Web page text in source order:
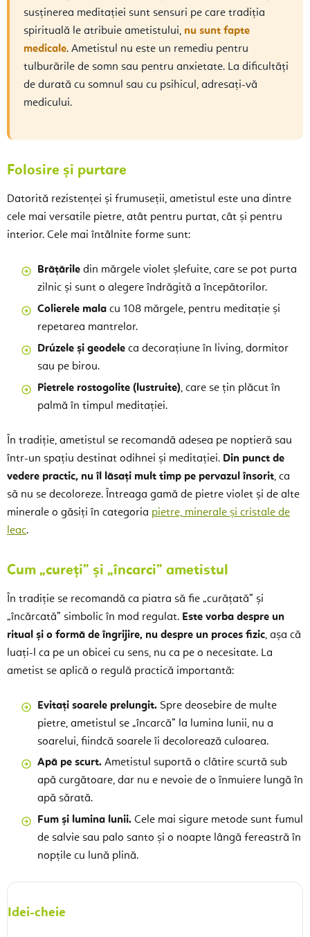
susținerea meditației sunt sensuri pe care tradiția
spirituală le atribuie ametistului, nu sunt fapte
medicale. Ametistul nu este un remediu pentru
tulburările de somn sau pentru anxietate. La dificultăți
de durată cu somnul sau cu psihicul, adresați-vă
medicului.
Folosire și purtare
Datorită rezistenței și frumuseții, ametistul este una dintre
cele mai versatile pietre, atât pentru purtat, cât și pentru
interior. Cele mai întâlnite forme sunt:
Brățările din mărgele violet șlefuite, care se pot purta
zilnic și sunt o alegere îndrăgită a începătorilor.
Colierele mala cu 108 mărgele, pentru meditație și
repetarea mantrelor.
Drúzele și geodele ca decorațiune în living, dormitor
sau pe birou.
Pietrele rostogolite (lustruite), care se țin plăcut în
palmă în timpul meditației.
În tradiție, ametistul se recomandă adesea pe noptieră sau
într-un spațiu destinat odihnei și meditației. Din punct de
vedere practic, nu îl lăsați mult timp pe pervazul însorit, ca
să nu se decoloreze. Întreaga gamă de pietre violet și de alte
minerale o găsiți în categoria pietre, minerale și cristale de
leac.
Cum „cureți” și „încarci” ametistul
În tradiție se recomandă ca piatra să fie „curățată” și
„încărcată” simbolic în mod regulat. Este vorba despre un
ritual și o formă de îngrijire, nu despre un proces fizic, așa că
luați-l ca pe un obicei cu sens, nu ca pe o necesitate. La
ametist se aplică o regulă practică importantă:
Evitați soarele prelungit. Spre deosebire de multe
pietre, ametistul se „încarcă” la lumina lunii, nu a
soarelui, fiindcă soarele îi decolorează culoarea.
Apă pe scurt. Ametistul suportă o clătire scurtă sub
apă curgătoare, dar nu e nevoie de o înmuiere lungă în
apă sărată.
Fum și lumina lunii. Cele mai sigure metode sunt fumul
de salvie sau palo santo și o noapte lângă fereastră în
nopțile cu lună plină.
Idei-cheie